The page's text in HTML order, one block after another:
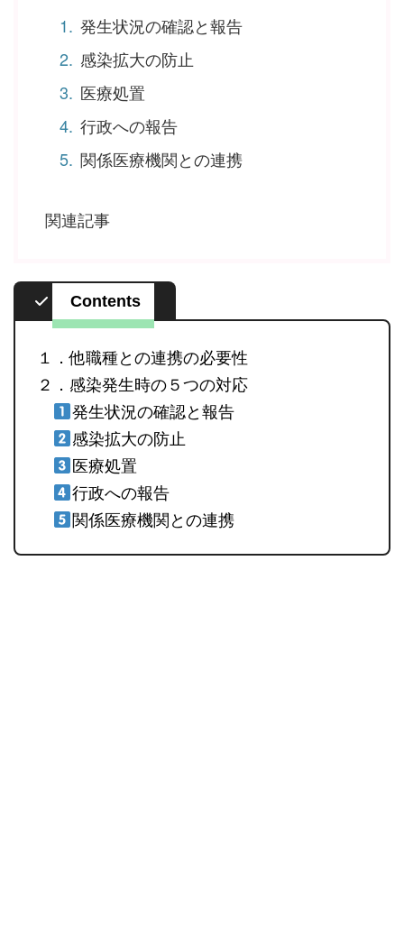
発生状況の確認と報告
感染拡大の防止
医療処置
行政への報告
関係医療機関との連携
関連記事
Contents
１．他職種との連携の必要性
２．感染発生時の５つの対応
発生状況の確認と報告
感染拡大の防止
医療処置
行政への報告
関係医療機関との連携